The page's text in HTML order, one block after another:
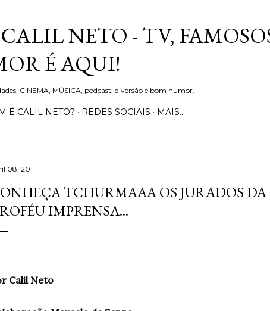
NETO - TV,
É AQUI!
CINEMA, MÚSICA, podcast, diversão e bom humor.
É CALIL NETO? REDES SOCIAIS MAIS…
08, 2011
TCHURMAAA OS JURADOS
IMPRENSA...
Calil Neto